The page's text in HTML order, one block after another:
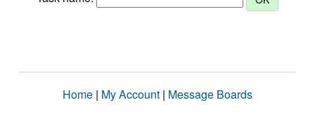
Home | My Account | Message Boards